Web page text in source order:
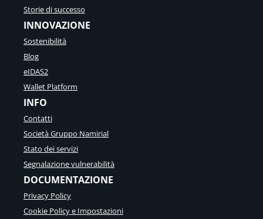
Storie di successo
INNOVAZIONE
Sostenibilità
Blog
eIDAS2
Wallet Platform
INFO
Contatti
Società Gruppo Namirial
Stato dei servizi
Segnalazione vulnerabilità
DOCUMENTAZIONE
Privacy Policy
Cookie Policy e Impostazioni